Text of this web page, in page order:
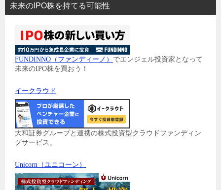
未来のIPO株を持てる可能性
FUNDINNO（ファンディーノ） でエンジェル投資家となって
未来のIPO株を買おう！
イークラウド
大和証券グループと連携の株式投資型クラウドファンディン
グサービス。
Unicorn（ユニコーン）